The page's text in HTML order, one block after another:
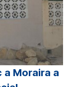
Moraira a